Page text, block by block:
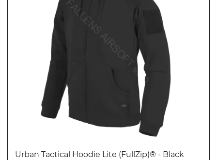
Urban Tactical Hoodie Lite (FullZip)® - Black